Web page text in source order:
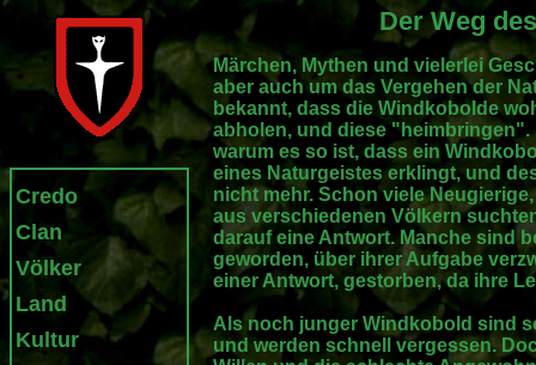
Credo
Clan
Völker
Land
Kultur
Der Weg
Märchen, Mythen und vielerlei
aber auch um das Vergehen der
bekannt, dass die Windkobolde
abholen, und diese
warum es so ist, dass ein
eines Naturgeistes erklingt, und
nicht mehr. Schon viele
aus verschiedenen Völkern
darauf eine Antwort. Manche sind
geworden, über ihrer Aufgabe
einer Antwort, gestorben, da ihre
Als noch junger Windkobold sind
und werden schnell vergessen.